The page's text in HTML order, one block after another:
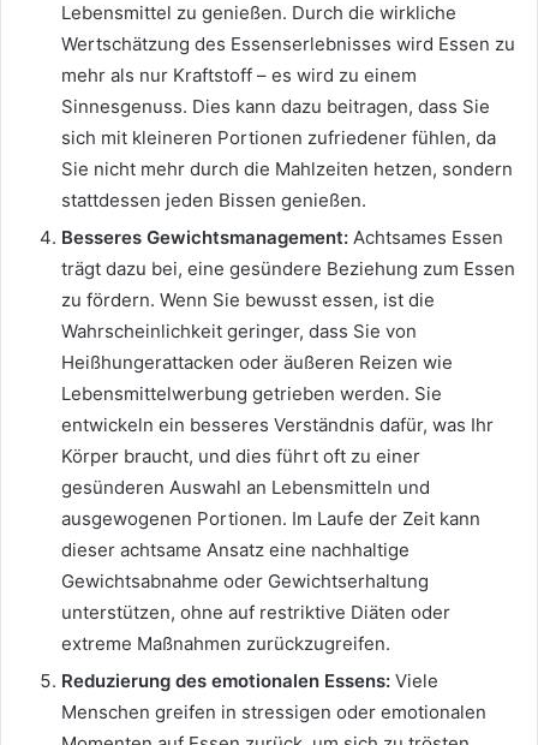
Lebensmittel zu genießen. Durch die wirkliche
Wertschätzung des Essenserlebnisses wird Essen zu
mehr als nur Kraftstoff – es wird zu einem
Sinnesgenuss. Dies kann dazu beitragen, dass Sie
sich mit kleineren Portionen zufriedener fühlen, da
Sie nicht mehr durch die Mahlzeiten hetzen, sondern
stattdessen jeden Bissen genießen.
Besseres Gewichtsmanagement: Achtsames Essen
trägt dazu bei, eine gesündere Beziehung zum Essen
zu fördern. Wenn Sie bewusst essen, ist die
Wahrscheinlichkeit geringer, dass Sie von
Heißhungerattacken oder äußeren Reizen wie
Lebensmittelwerbung getrieben werden. Sie
entwickeln ein besseres Verständnis dafür, was Ihr
Körper braucht, und dies führt oft zu einer
gesünderen Auswahl an Lebensmitteln und
ausgewogenen Portionen. Im Laufe der Zeit kann
dieser achtsame Ansatz eine nachhaltige
Gewichtsabnahme oder Gewichtserhaltung
unterstützen, ohne auf restriktive Diäten oder
extreme Maßnahmen zurückzugreifen.
Reduzierung des emotionalen Essens: Viele
Menschen greifen in stressigen oder emotionalen